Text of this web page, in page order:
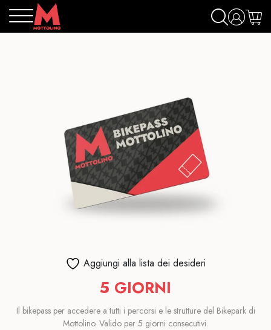
Aggiungi alla lista dei desideri
5 GIORNI
Il bikepass per accedere a tutti i percorsi e le strutture del Bikepark di
Mottolino. Valido per 5 giorni consecutivi.